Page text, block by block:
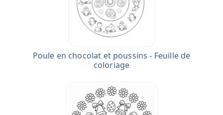
Poule en chocolat et poussins - Feuille de
coloriage